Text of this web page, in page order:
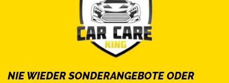
NIE WIEDER SONDERANGEBOTE ODER